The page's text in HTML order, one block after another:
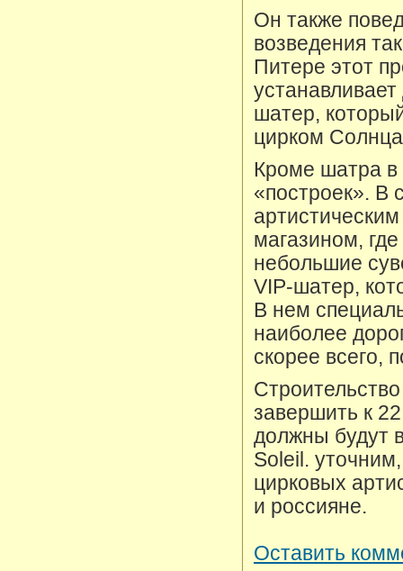
Он также
возведения
Питере этот
шатер,
цирком
Кроме шатра в
«построек». В
магазином,
небольшие
VIP-шатер,
В нем
наиболее
скорее всего,
завершить к
должны будут
Soleil.
цирковых
и россияне.
Оставить